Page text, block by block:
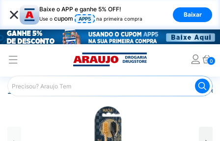
× Baixe o APP e ganhe 5% OFF!
Use o cupom APP5 na primeira compra
Baixar
0
Araujo Higiene Pessoal Escova de